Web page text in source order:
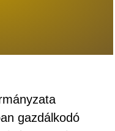
gazdálkodó